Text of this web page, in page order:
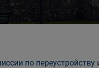
по переустройству